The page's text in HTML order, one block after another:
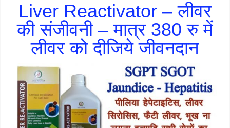
Liver Reactivator – लीवर
की संजीवनी – मात्र 380 रु में
लीवर को दीजिये जीवनदान